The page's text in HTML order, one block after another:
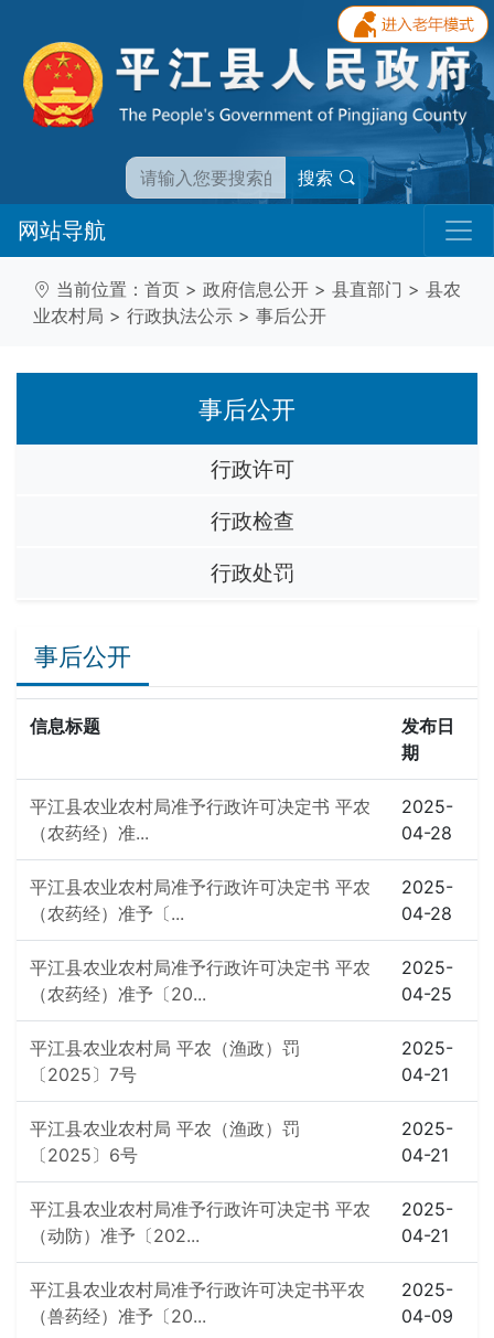
搜索
网站导航
当前位置： 首页 > 政府信息公开 > 县直部门 > 县农
业农村局 > 行政执法公示 > 事后公开
事后公开
行政许可
行政检查
行政处罚
事后公开
信息标题
发布日
期
平江县农业农村局准予行政许可决定书 平农
（农药经）准...
2025-
04-28
平江县农业农村局准予行政许可决定书 平农
（农药经）准予〔...
2025-
04-28
平江县农业农村局准予行政许可决定书 平农
（农药经）准予〔20...
2025-
04-25
平江县农业农村局 平农（渔政）罚
〔2025〕7号
2025-
04-21
平江县农业农村局 平农（渔政）罚
〔2025〕6号
2025-
04-21
平江县农业农村局准予行政许可决定书 平农
（动防）准予〔202...
2025-
04-21
平江县农业农村局准予行政许可决定书平农
（兽药经）准予〔20...
2025-
04-09